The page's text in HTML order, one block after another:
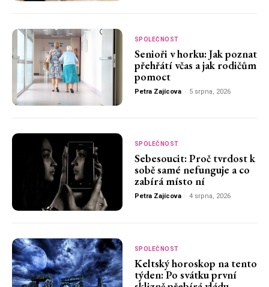
SPOLEČNOST
Senioři v horku: Jak poznat
přehřátí včas a jak rodičům
pomoct
Petra Zajícova - 5 srpna, 2026
SPOLEČNOST
Sebesoucit: Proč tvrdost k
sobě samé nefunguje a co
zabírá místo ní
Petra Zajícova - 4 srpna, 2026
SPOLEČNOST
Keltský horoskop na tento
týden: Po svátku první